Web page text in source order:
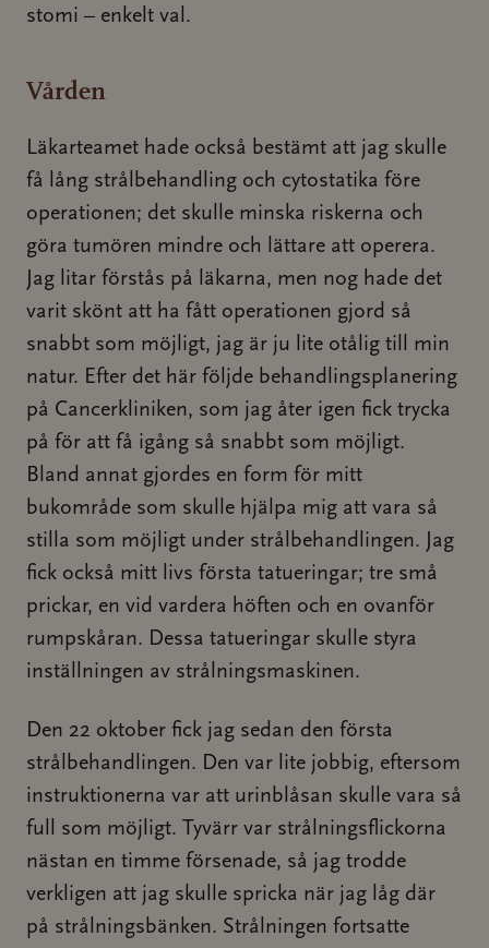
stomi – enkelt val.
Vården
Läkarteamet hade också bestämt att jag skulle
få lång strålbehandling och cytostatika före
operationen; det skulle minska riskerna och
göra tumören mindre och lättare att operera.
Jag litar förstås på läkarna, men nog hade det
varit skönt att ha fått operationen gjord så
snabbt som möjligt, jag är ju lite otålig till min
natur. Efter det här följde behandlingsplanering
på Cancerkliniken, som jag åter igen fick trycka
på för att få igång så snabbt som möjligt.
Bland annat gjordes en form för mitt
bukområde som skulle hjälpa mig att vara så
stilla som möjligt under strålbehandlingen. Jag
fick också mitt livs första tatueringar; tre små
prickar, en vid vardera höften och en ovanför
rumpskåran. Dessa tatueringar skulle styra
inställningen av strålningsmaskinen.
Den 22 oktober fick jag sedan den första
strålbehandlingen. Den var lite jobbig, eftersom
instruktionerna var att urinblåsan skulle vara så
full som möjligt. Tyvärr var strålningsflickorna
nästan en timme försenade, så jag trodde
verkligen att jag skulle spricka när jag låg där
på strålningsbänken. Strålningen fortsatte